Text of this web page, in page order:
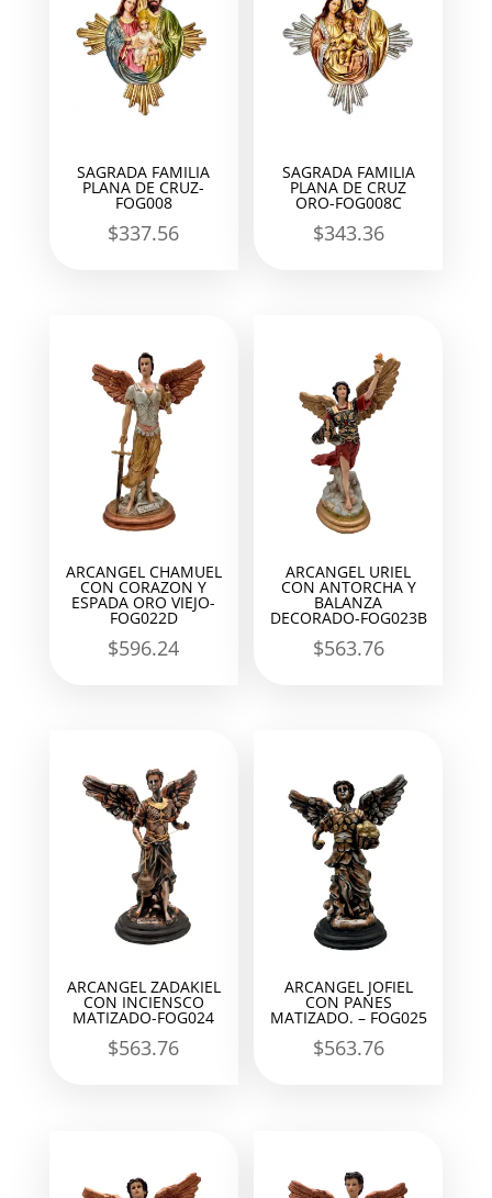
SAGRADA FAMILIA
PLANA DE CRUZ-
FOG008
$337.56
SAGRADA FAMILIA
PLANA DE CRUZ
ORO-FOG008C
$343.36
ARCANGEL CHAMUEL
CON CORAZON Y
ESPADA ORO VIEJO-
FOG022D
$596.24
ARCANGEL URIEL
CON ANTORCHA Y
BALANZA
DECORADO-FOG023B
$563.76
ARCANGEL ZADAKIEL
CON INCIENSCO
MATIZADO-FOG024
$563.76
ARCANGEL JOFIEL
CON PANES
MATIZADO. – FOG025
$563.76